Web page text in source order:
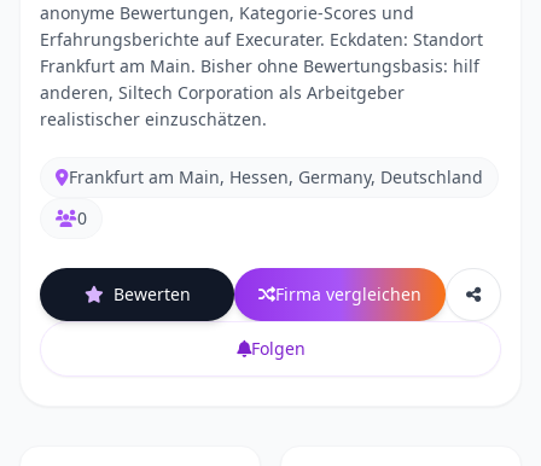
anonyme Bewertungen, Kategorie-Scores und
Erfahrungsberichte auf Execurater. Eckdaten: Standort
Frankfurt am Main. Bisher ohne Bewertungsbasis: hilf
anderen, Siltech Corporation als Arbeitgeber
realistischer einzuschätzen.
Frankfurt am Main, Hessen, Germany, Deutschland
0
Bewerten Firma vergleichen
Folgen